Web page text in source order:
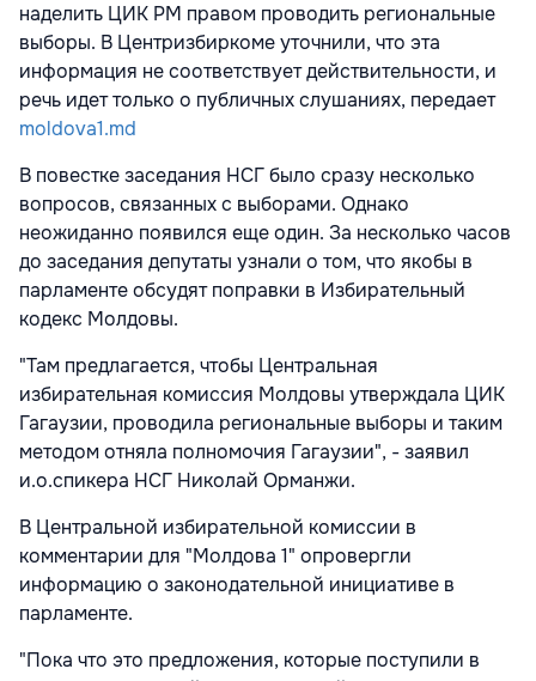
наделить ЦИК РМ правом проводить региональные
выборы. В Центризбиркоме уточнили, что эта
информация не соответствует действительности, и
речь идет только о публичных слушаниях, передает
moldova1.md
В повестке заседания НСГ было сразу несколько
вопросов, связанных с выборами. Однако
неожиданно появился еще один. За несколько часов
до заседания депутаты узнали о том, что якобы в
парламенте обсудят поправки в Избирательный
кодекс Молдовы.
"Там предлагается, чтобы Центральная
избирательная комиссия Молдовы утверждала ЦИК
Гагаузии, проводила региональные выборы и таким
методом отняла полномочия Гагаузии", - заявил
и.о.спикера НСГ Николай Орманжи.
В Центральной избирательной комиссии в
комментарии для "Молдова 1" опровергли
информацию о законодательной инициативе в
парламенте.
"Пока что это предложения, которые поступили в